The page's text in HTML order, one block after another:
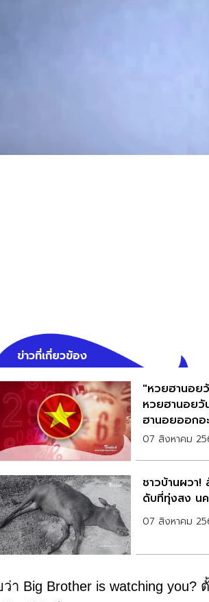
ข่าวที่เกี่ยวข้อง
"หวยฮานอ
หวยฮานอย
ฮานอยออกอ
07 สิงหาคม
ชาวบ้านผวา
ดับที่ทุ่งสง น
07 สิงหาคม
ว่า Big Brother is watching